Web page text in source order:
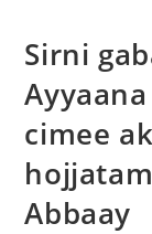
Sirni
cimee
Abbaay